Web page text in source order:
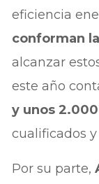
eficiencia
conforman
alcanzar
este año
y unos
cualificados
Por su parte,